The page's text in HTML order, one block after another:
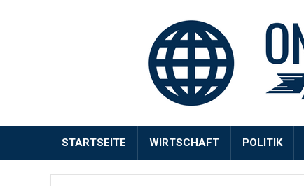
STARTSEITE WIRTSCHAFT POLITIK